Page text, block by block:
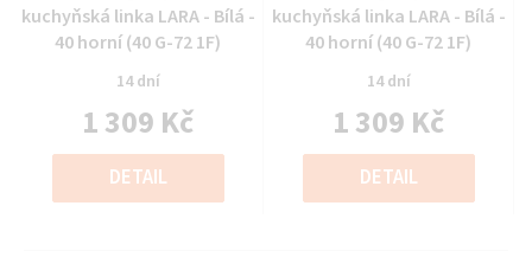
Průměrné
hodnocení
produktu
je
0,0
5
hvězdiček.
kuchyňská linka LARA - Bílá -
40 horní (40 G-72 1F)
14 dní
1 309 Kč
Měrná
cena:
DETAIL
Průměrné
hodnocení
produktu
je
0,0
5
hvězdiček.
kuchyňská linka LARA - Bílá -
40 horní (40 G-72 1F)
14 dní
1 309 Kč
Měrná
cena:
DETAIL